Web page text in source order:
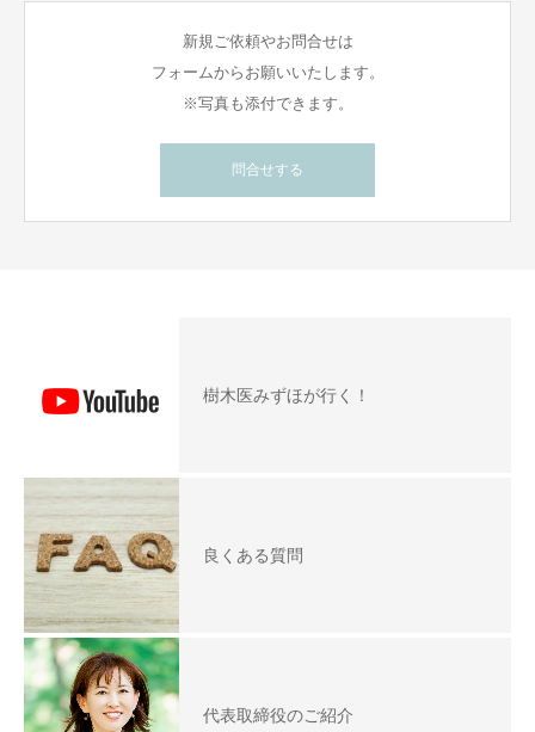
新規ご依頼やお問合せは
フォームからお願いいたします。
※写真も添付できます。
問合せする
樹木医みずほが行く！
良くある質問
代表取締役のご紹介